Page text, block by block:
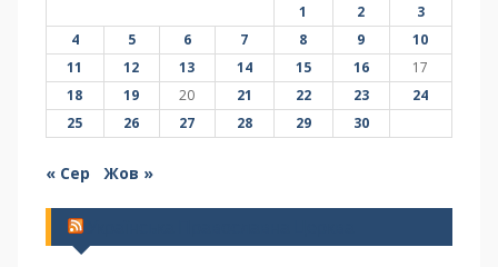
1
2
3
4
5 6 7 8 9
10
11
12 13 14 15 16
17
18
19 20 21 22 23
24
25
26 27 28 29 30
« Сер Жов »